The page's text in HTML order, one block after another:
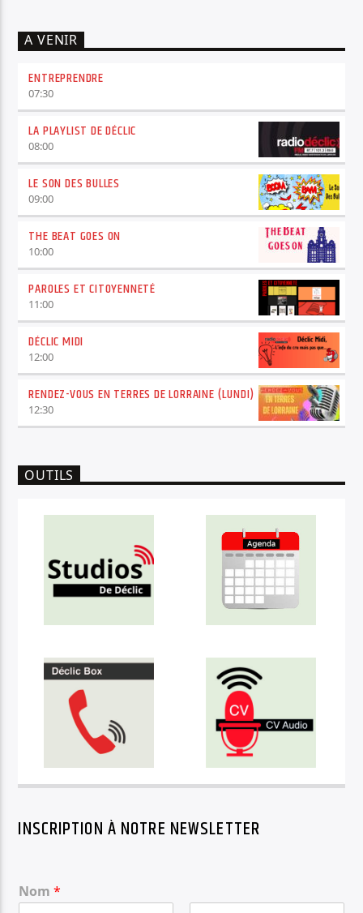
A VENIR
ENTREPRENDRE
07:30
LA PLAYLIST DE DÉCLIC
08:00
LE SON DES BULLES
09:00
THE BEAT GOES ON
10:00
PAROLES ET CITOYENNETÉ
11:00
DÉCLIC MIDI
12:00
RENDEZ-VOUS EN TERRES DE LORRAINE (LUNDI)
12:30
OUTILS
INSCRIPTION À NOTRE NEWSLETTER
Nom*